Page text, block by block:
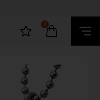
0